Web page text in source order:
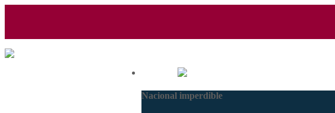
Nacional imperdible